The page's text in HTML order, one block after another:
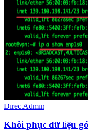
DirectAdmin
Khôi phục dữ liệu